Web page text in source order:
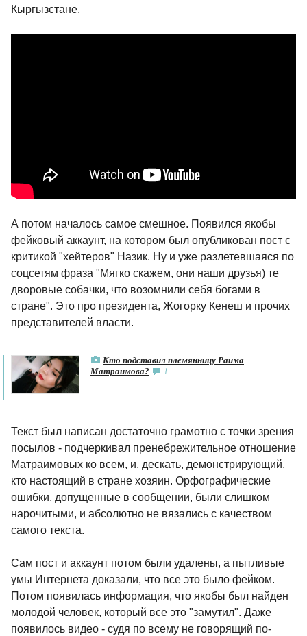
Кыргызстане.
А потом началось самое смешное. Появился якобы
фейковый аккаунт, на котором был опубликован пост с
критикой "хейтеров" Назик. Ну и уже разлетевшаяся по
соцсетям фраза "Мягко скажем, они наши друзья) те
дворовые собачки, что возомнили себя богами в
стране". Это про президента, Жогорку Кенеш и прочих
представителей власти.
Кто подставил племянницу Раима
Матраимова?
1
Текст был написан достаточно грамотно с точки зрения
посылов - подчеркивал пренебрежительное отношение
Матраимовых ко всем, и, дескать, демонстрирующий,
кто настоящий в стране хозяин. Орфографические
ошибки, допущенные в сообщении, были слишком
нарочитыми, и абсолютно не вязались с качеством
самого текста.
Сам пост и аккаунт потом были удалены, а пытливые
умы Интернета доказали, что все это было фейком.
Потом появилась информация, что якобы был найден
молодой человек, который все это "замутил". Даже
появилось видео - судя по всему не говорящий по-